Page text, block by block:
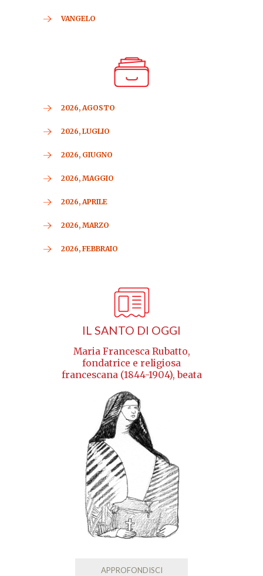
VANGELO
2026, AGOSTO
2026, LUGLIO
2026, GIUGNO
2026, MAGGIO
2026, APRILE
2026, MARZO
2026, FEBBRAIO
IL SANTO DI OGGI
Maria Francesca Rubatto,
fondatrice e religiosa
francescana (1844-1904), beata
APPROFONDISCI